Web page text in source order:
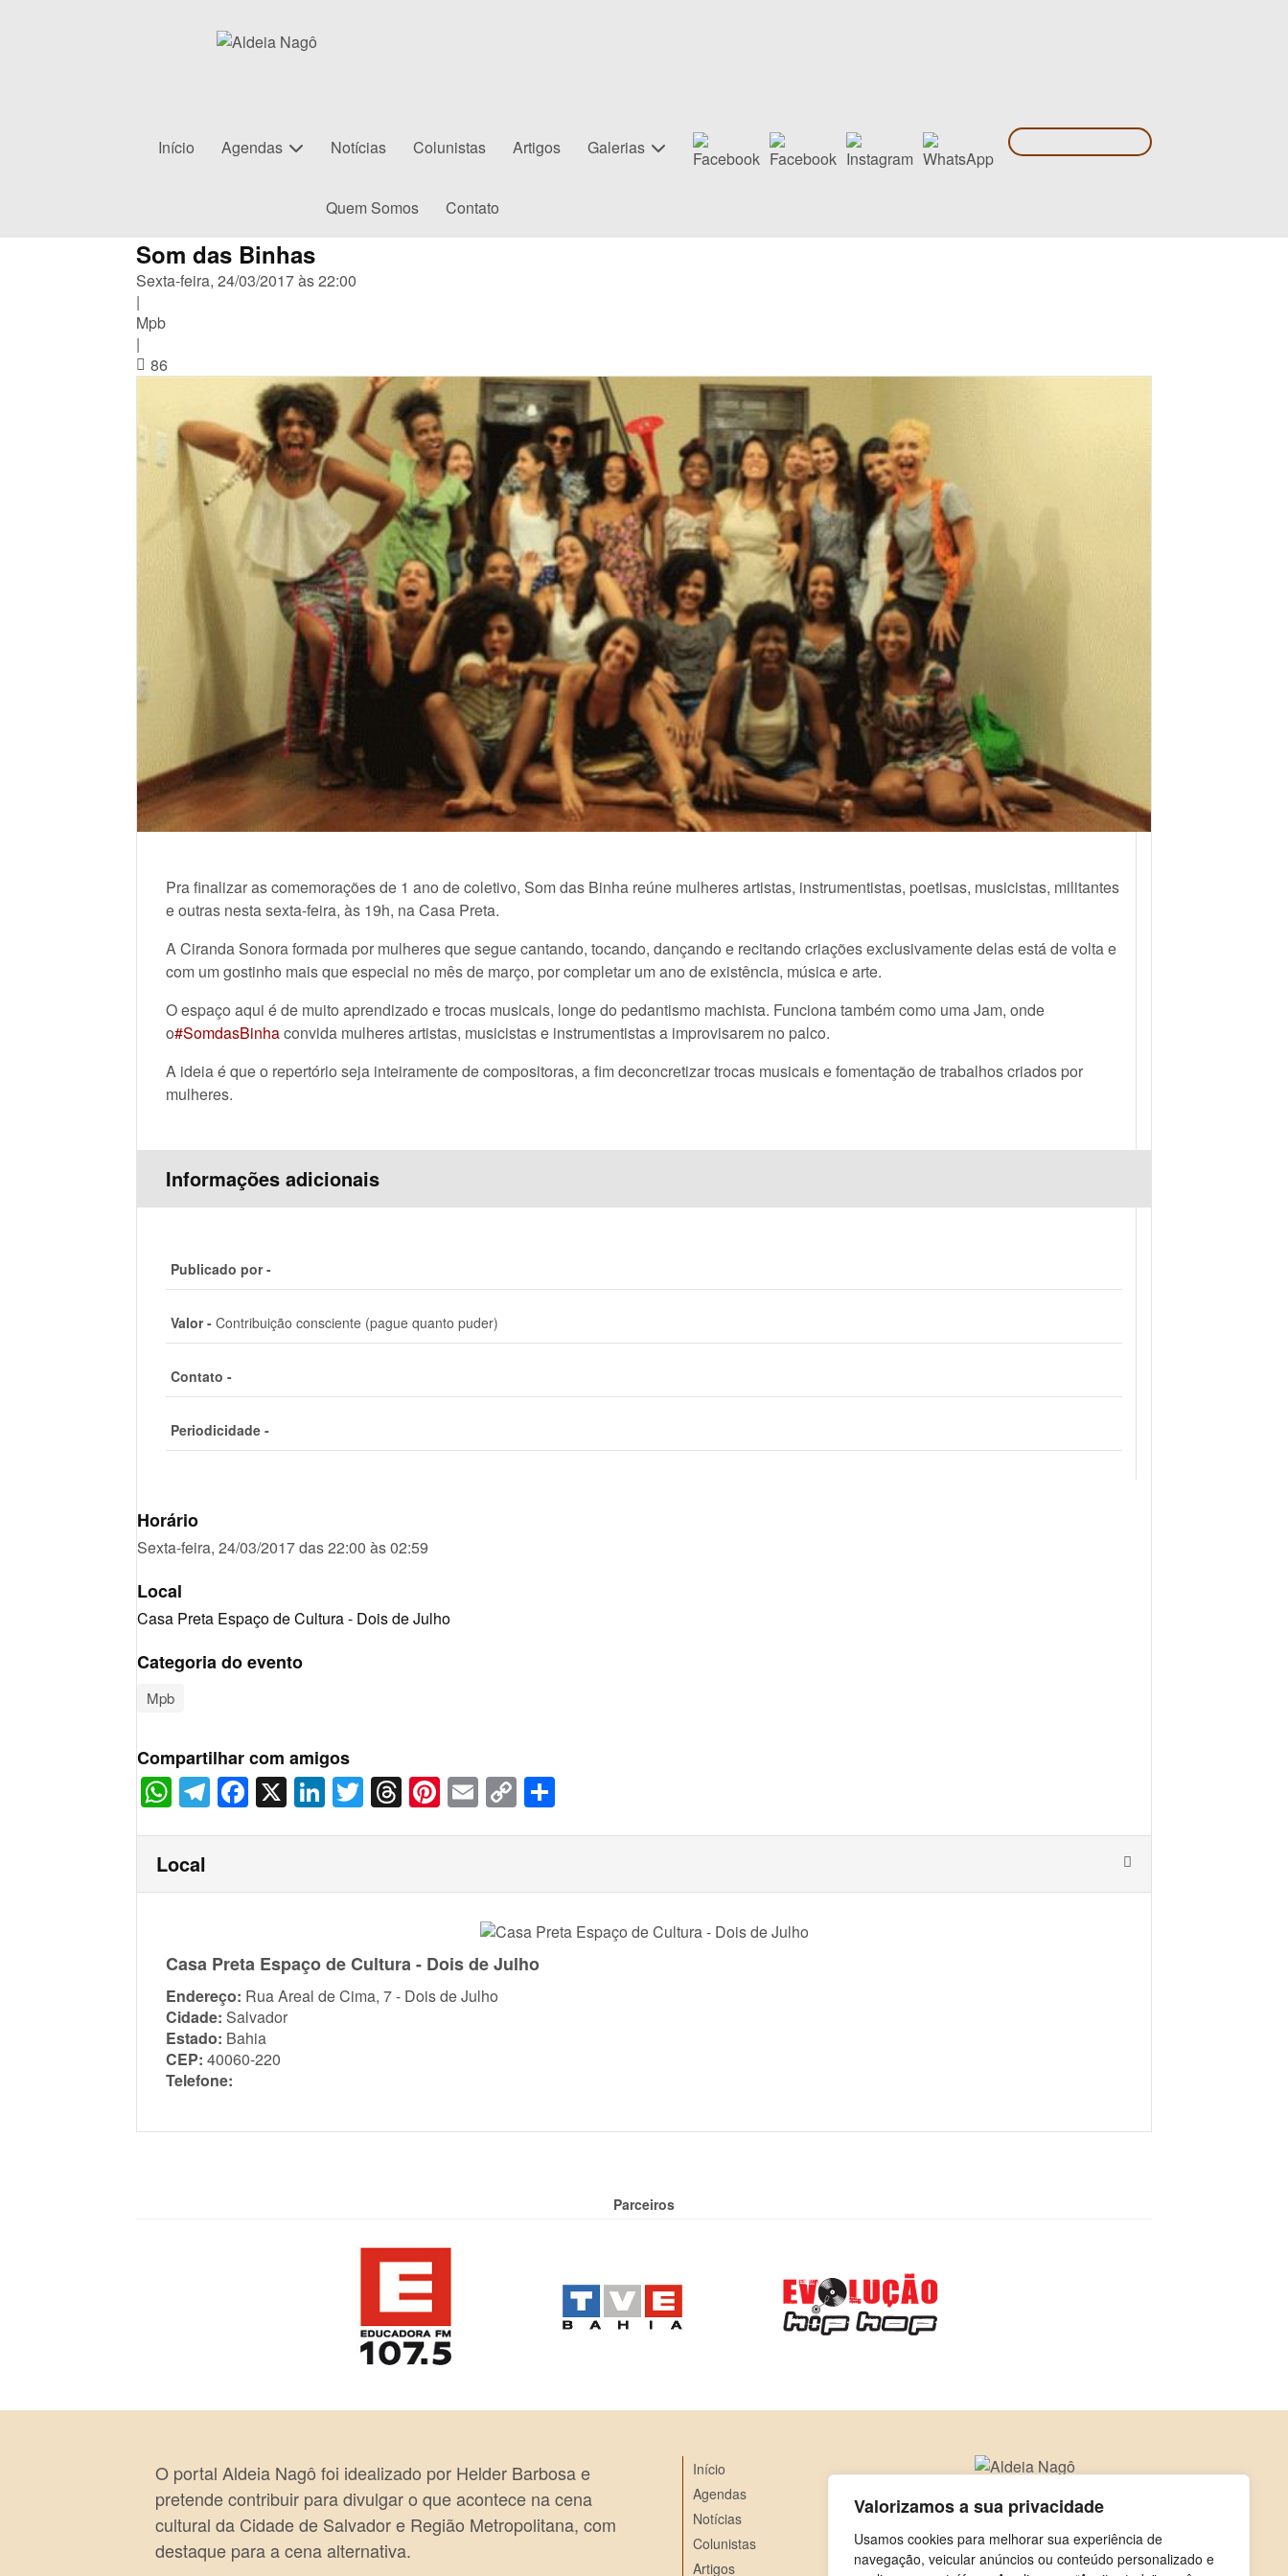
Valorizamos a sua privacidade
Usamos cookies para melhorar sua experiência de
navegação, veicular anúncios ou conteúdo personalizado e
Início Agendas Notícias Colunistas Artigos Galerias
Quem Somos Contato
Som das Binhas
Sexta-feira, 24/03/2017 às 22:00
|
Mpb
|
86
Pra finalizar as comemorações de 1 ano de coletivo, Som das Binha reúne mulheres artistas, instrumentistas, poetisas, musicistas, militantes
e outras nesta sexta-feira, às 19h, na Casa Preta.
A Ciranda Sonora formada por mulheres que segue cantando, tocando, dançando e recitando criações exclusivamente delas está de volta e
com um gostinho mais que especial no mês de março, por completar um ano de existência, música e arte.
O espaço aqui é de muito aprendizado e trocas musicais, longe do pedantismo machista. Funciona também como uma Jam, onde
o#SomdasBinhaconvida mulheres artistas, musicistas e instrumentistas a improvisarem no palco.
A ideia é que o repertório seja inteiramente de compositoras, a fim deconcretizar trocas musicais e fomentação de trabalhos criados por
mulheres.
Informações adicionais
Publicado por -
Valor - Contribuição consciente (pague quanto puder)
Contato -
Periodicidade -
Horário
Sexta-feira, 24/03/2017 das 22:00 às 02:59
Local
Casa Preta Espaço de Cultura - Dois de Julho
Categoria do evento
Mpb
Compartilhar com amigos
WhatsApp
Telegram
Facebook
X LinkedIn
Twitter
Threads
Pinterest
Email
Copy
Link
Local
Casa Preta Espaço de Cultura - Dois de Julho
Endereço: Rua Areal de Cima, 7 - Dois de Julho
Cidade: Salvador
Estado: Bahia
CEP: 40060-220
Telefone:
Parceiros
O portal Aldeia Nagô foi idealizado por Helder Barbosa e
pretende contribuir para divulgar o que acontece na cena
cultural da Cidade de Salvador e Região Metropolitana, com
destaque para a cena alternativa.
Início
Agendas
Notícias
Colunistas
Artigos